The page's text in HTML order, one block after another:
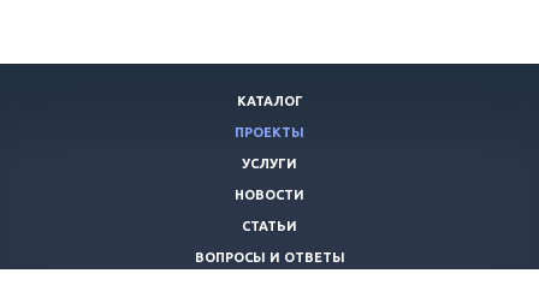
КАТАЛОГ
ПРОЕКТЫ
УСЛУГИ
НОВОСТИ
СТАТЬИ
ВОПРОСЫ И ОТВЕТЫ